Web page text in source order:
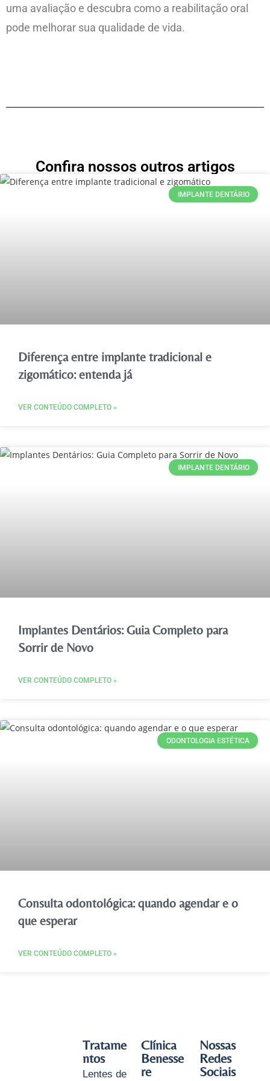
uma avaliação e descubra como a reabilitação oral
pode melhorar sua qualidade de vida.
Confira nossos outros artigos
IMPLANTE DENTÁRIO
Diferença entre implante tradicional e
zigomático: entenda já
VER CONTEÚDO COMPLETO »
IMPLANTE DENTÁRIO
Implantes Dentários: Guia Completo para
Sorrir de Novo
VER CONTEÚDO COMPLETO »
ODONTOLOGIA ESTÉTICA
Consulta odontológica: quando agendar e o
que esperar
VER CONTEÚDO COMPLETO »
Tratame
ntos
Lentes de
Clínica
Benesse
re
Nossas
Redes
Sociais